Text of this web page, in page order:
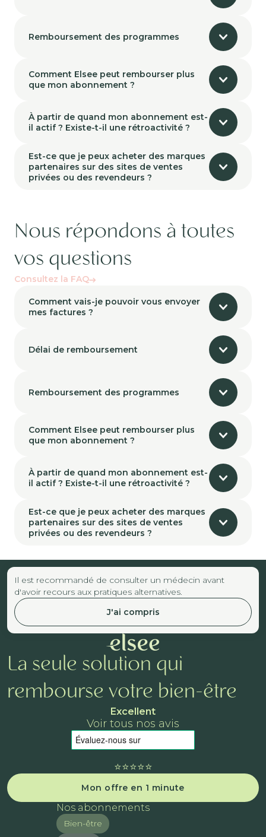
Remboursement des programmes
Comment Elsee peut rembourser plus
que mon abonnement ?
À partir de quand mon abonnement est-
il actif ? Existe-t-il une rétroactivité ?
Est-ce que je peux acheter des marques
partenaires sur des sites de ventes
privées ou des revendeurs ?
Nous répondons à toutes
vos questions
Consultez la FAQ
Comment vais-je pouvoir vous envoyer
mes factures ?
Délai de remboursement
Remboursement des programmes
Comment Elsee peut rembourser plus
que mon abonnement ?
À partir de quand mon abonnement est-
il actif ? Existe-t-il une rétroactivité ?
Est-ce que je peux acheter des marques
partenaires sur des sites de ventes
privées ou des revendeurs ?
Il est recommandé de consulter un médecin avant
d'avoir recours aux pratiques alternatives.
J'ai compris
La seule solution qui
rembourse votre bien-être
Excellent
Voir tous nos avis
⭐️⭐️⭐️⭐️⭐️
Mon offre en 1 minute
Nos abonnements
Bien-être